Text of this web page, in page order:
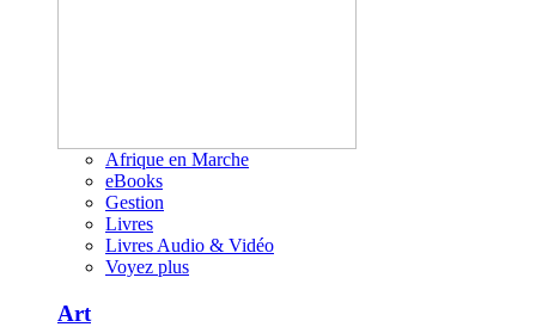
Afrique en Marche
eBooks
Gestion
Livres
Livres Audio & Vidéo
Voyez plus
Art